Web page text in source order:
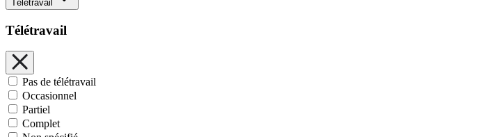
Télétravail
Télétravail
Pas de télétravail
Occasionnel
Partiel
Complet